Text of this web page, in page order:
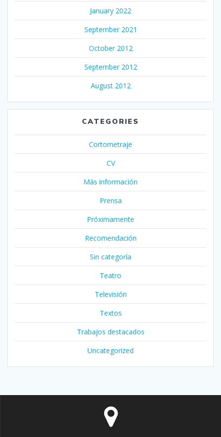
January 2022
September 2021
October 2012
September 2012
August 2012
CATEGORIES
Cortometraje
CV
Más información
Prensa
Próximamente
Recomendación
Sin categoría
Teatro
Televisión
Textos
Trabajos destacados
Uncategorized